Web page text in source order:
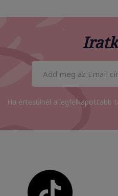
Ha értesülnél a legfelkapottabb